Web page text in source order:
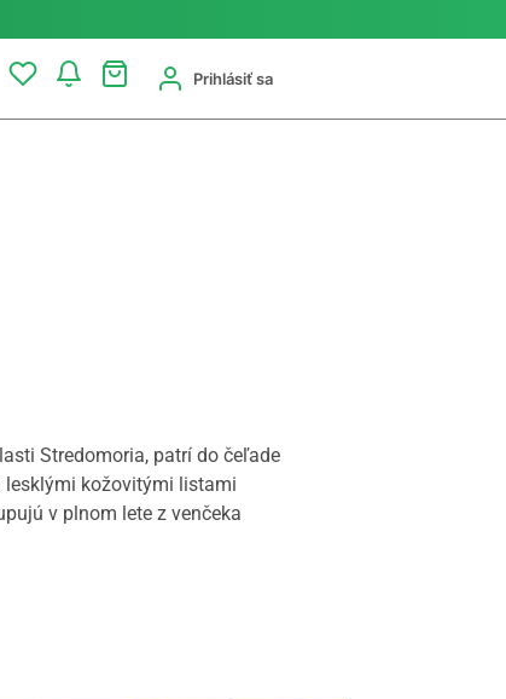
Prihlásiť sa
Stredomoria, patrí do čeľade
lesklými kožovitými listami
v plnom lete z venčeka